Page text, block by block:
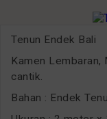
Tenun Endek Bali
Kamen
cantik.
Bahan : Endek